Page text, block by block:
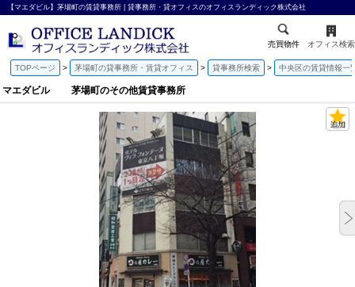
【マエダビル】茅場町の賃貸事務所 | 貸事務所・貸オフィスのオフィスランディック株式会社
売買物件 オフィス検索
TOPページ 茅場町の貸事務所・賃貸オフィス 貸事務所検索 中央区の賃貸情報一
マエダビル 茅場町のその他賃貸事務所